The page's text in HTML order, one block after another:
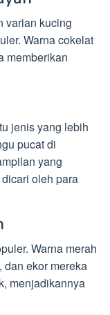
varian kucing
Warna cokelat
memberikan
jenis yang lebih
pucat di
yang
oleh para
Warna merah
dan ekor mereka
menjadikannya